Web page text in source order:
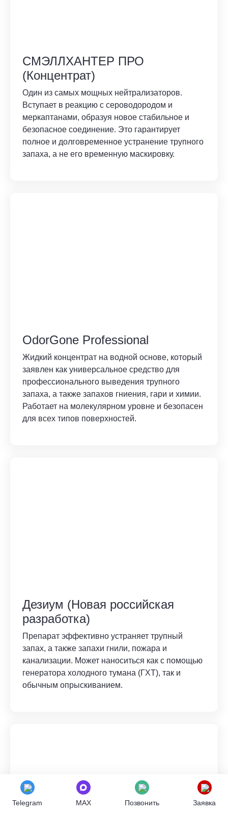
СМЭЛЛХАНТЕР ПРО
(Концентрат)
Один из самых мощных нейтрализаторов.
Вступает в реакцию с сероводородом и
меркаптанами, образуя новое стабильное и
безопасное соединение. Это гарантирует
полное и долговременное устранение трупного
запаха, а не его временную маскировку.
OdorGone Professional
Жидкий концентрат на водной основе, который
заявлен как универсальное средство для
профессионального выведения трупного
запаха, а также запахов гниения, гари и химии.
Работает на молекулярном уровне и безопасен
для всех типов поверхностей.
Дезиум (Новая российская
разработка)
Препарат эффективно устраняет трупный
запах, а также запахи гнили, пожара и
канализации. Может наноситься как с помощью
генератора холодного тумана (ГХТ), так и
обычным опрыскиванием.
Telegram MAX Позвонить Заявка